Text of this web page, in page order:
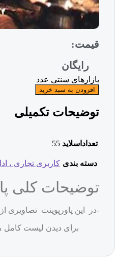
قیمت:
رایگان
بازارهای سنتی عدد
افزودن به سبد خرید
توضیحات تکمیلی
تعداداسلاید 55
دسته بندی کاربری تجاری ،
توضیحات کلی
-در این پاورپوینت تصاویری
برای دیدن لیست کامل